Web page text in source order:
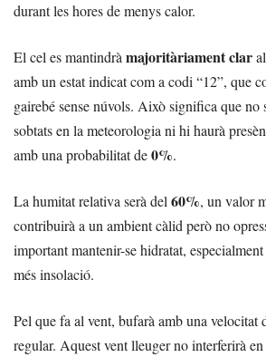
durant les hores de menys calor.
El cel es mantindràmajoritàriament clar
amb un estat indicat com a codi “12”, que
gairebé sense núvols. Això significa que no
sobtats en la meteorologia ni hi haurà
amb una probabilitat de0%.
La humitat relativa serà del60%, un valor
contribuirà a un ambient càlid però no
important mantenir-se hidratat,
més insolació.
Pel que fa al vent, bufarà amb una velocitat
regular. Aquest vent lleuger no interferirà